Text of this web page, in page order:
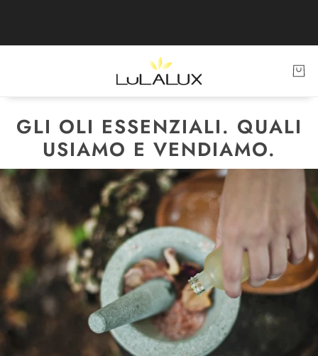
GLI OLI ESSENZIALI. QUALI
USIAMO E VENDIAMO.